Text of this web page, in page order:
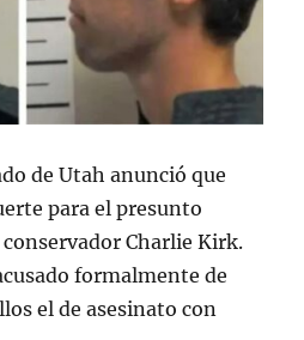
de Utah anunció que
para el presunto
Charlie Kirk.
formalmente de
el de asesinato con